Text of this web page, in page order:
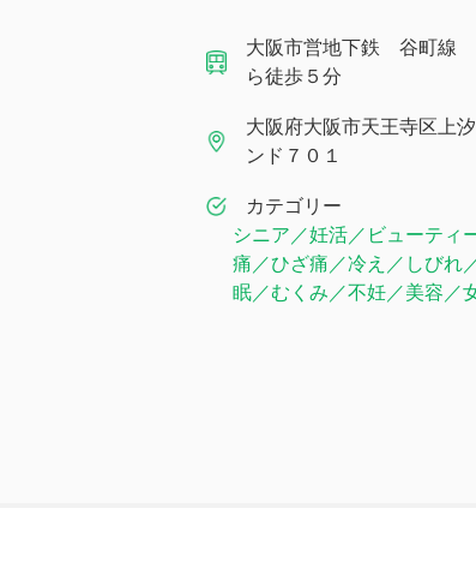
大阪市営地下鉄 谷町線
ら徒歩５分
大阪府大阪市天王寺区上
ンド７０１
カテゴリー
シニア／妊活／ビューティ
痛／ひざ痛／冷え／しびれ
眠／むくみ／不妊／美容／